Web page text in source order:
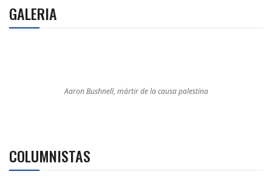
GALERIA
Aaron Bushnell, mártir de la causa palestina
COLUMNISTAS